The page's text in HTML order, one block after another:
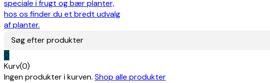
Søg efter produkter
0
Kurv(0)
Ingen produkter i kurven. Shop alle produkter